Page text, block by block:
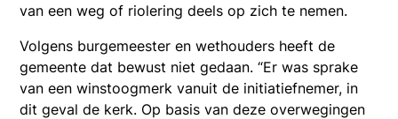
van een weg of riolering deels op zich te nemen.
Volgens burgemeester en wethouders heeft de
gemeente dat bewust niet gedaan. “Er was sprake
van een winstoogmerk vanuit de initiatiefnemer, in
dit geval de kerk. Op basis van deze overwegingen